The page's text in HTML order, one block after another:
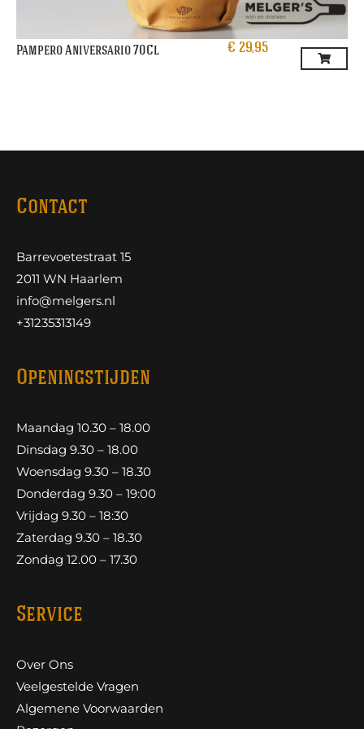
Pampero Aniversario 70Cl € 29,95
Contact
Barrevoetestraat 15
2011 WN Haarlem
info@melgers.nl
+31235313149
Openingstijden
Maandag 10.30 – 18.00
Dinsdag 9.30 – 18.00
Woensdag 9.30 – 18.30
Donderdag 9.30 – 19:00
Vrijdag 9.30 – 18:30
Zaterdag 9.30 – 18.30
Zondag 12.00 – 17.30
Service
Over Ons
Veelgestelde Vragen
Algemene Voorwaarden